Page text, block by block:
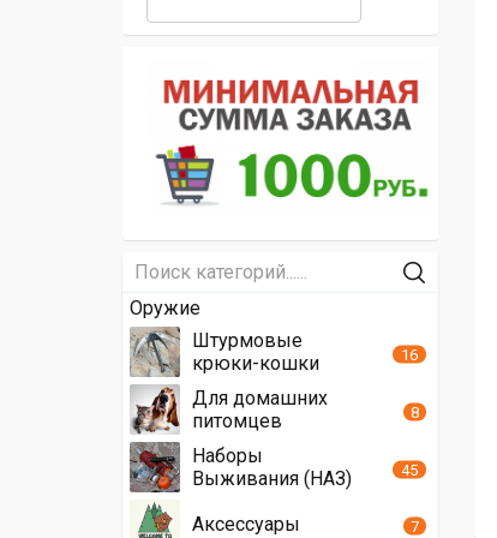
Оружие
Штурмовые
крюки-кошки
16
Для домашних
питомцев
8
Наборы
Выживания (НАЗ)
45
Аксессуары 7